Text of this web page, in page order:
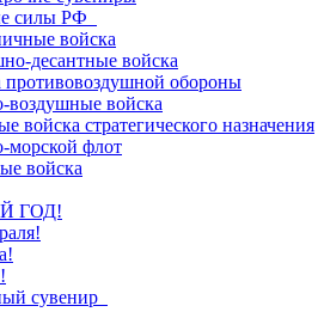
силы РФ
войска
десантные войска
противовоздушной обороны
воздушные войска
войска стратегического назначения
морской флот
войска
ГОД!
сувенир